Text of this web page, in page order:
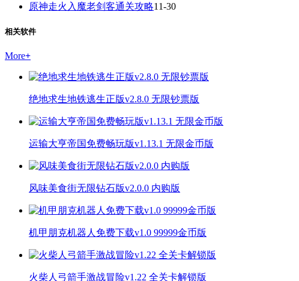
原神走火入魔老剑客通关攻略11-30
相关软件
More+
绝地求生地铁逃生正版v2.8.0 无限钞票版
运输大亨帝国免费畅玩版v1.13.1 无限金币版
风味美食街无限钻石版v2.0.0 内购版
机甲朋克机器人免费下载v1.0 99999金币版
火柴人弓箭手激战冒险v1.22 全关卡解锁版